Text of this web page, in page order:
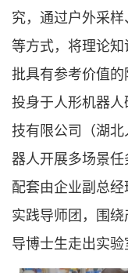
究，通过户外采
等方式，将理论
批具有参考价值
投身于人形机器
技有限公司（湖
器人开展多场景
配套由企业副总
实践导师团，围
导博士生走出实